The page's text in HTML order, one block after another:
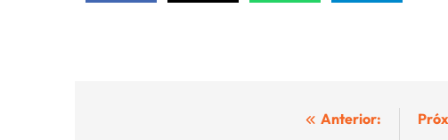
Anterior: